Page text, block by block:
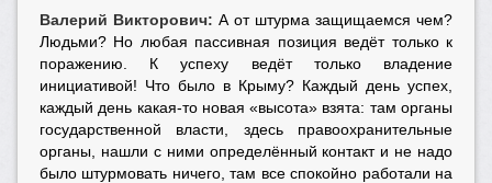
Валерий Викторович: А от штурма защищаемся чем?
Людьми? Но любая пассивная позиция ведёт только к
поражению. К успеху ведёт только владение
инициативой! Что было в Крыму? Каждый день успех,
каждый день какая-то новая «высота» взята: там органы
государственной власти, здесь правоохранительные
органы, нашли с ними определённый контакт и не надо
было штурмовать ничего, там все спокойно работали на